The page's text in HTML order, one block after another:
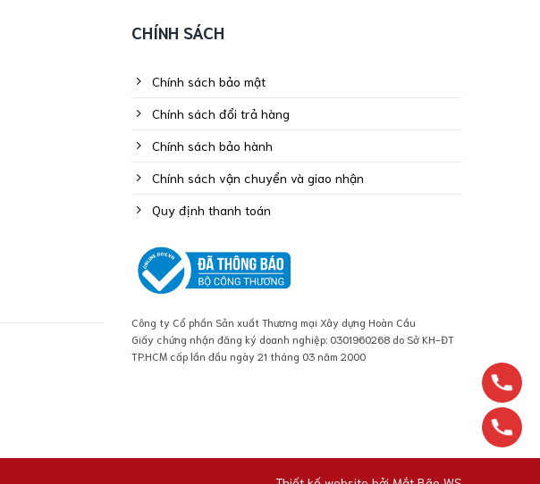
CHÍNH SÁCH
Chính sách bảo mật
Chính sách đổi trả hàng
Chính sách bảo hành
Chính sách vận chuyển và giao nhận
Quy định thanh toán
Công ty Cổ phần Sản xuất Thương mại Xây dựng Hoàn Cầu
Giấy chứng nhận đăng ký doanh nghiệp: 0301960268 do Sở KH-ĐT
TP.HCM cấp lần đầu ngày 21 tháng 03 năm 2000